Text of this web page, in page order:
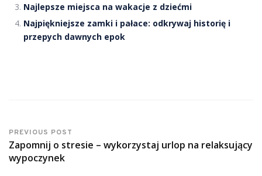
Najlepsze miejsca na wakacje z dziećmi
Najpiękniejsze zamki i pałace: odkrywaj historię i
przepych dawnych epok
PREVIOUS POST
Zapomnij o stresie – wykorzystaj urlop na relaksujący
wypoczynek